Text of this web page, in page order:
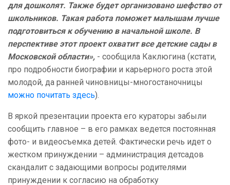
для дошколят. Также будет организовано шефство от
школьников. Такая работа поможет малышам лучше
подготовиться к обучению в начальной школе. В
перспективе этот проект охватит все детские сады в
Московской области», - сообщила Каклюгина (кстати,
про подробности биографии и карьерного роста этой
молодой, да ранней чиновницы-многостаночницы
можно почитать здесь).
В яркой презентации проекта его кураторы забыли
сообщить главное – в его рамках ведется постоянная
фото- и видеосъемка детей. Фактически речь идет о
жестком принуждении – администрация детсадов
скандалит с задающими вопросы родителями
принуждении к согласию на обработку